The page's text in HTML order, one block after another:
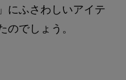
にふさわしいアイテ
のでしょう。